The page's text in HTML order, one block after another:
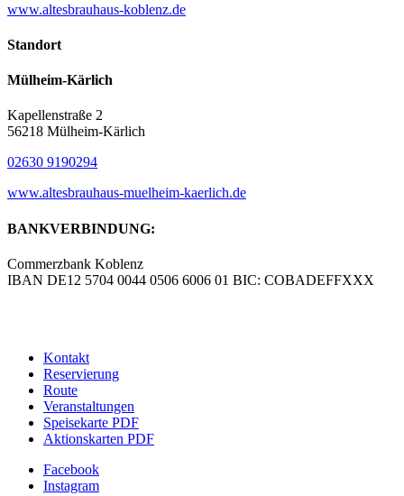
www.altesbrauhaus-koblenz.de
Standort
Mülheim-Kärlich
Kapellenstraße 2
56218 Mülheim-Kärlich
02630 9190294
www.altesbrauhaus-muelheim-kaerlich.de
BANKVERBINDUNG:
Commerzbank Koblenz
IBAN DE12 5704 0044 0506 6006 01 BIC: COBADEFFXXX
Kontakt
Reservierung
Route
Veranstaltungen
Speisekarte PDF
Aktionskarten PDF
Facebook
Instagram